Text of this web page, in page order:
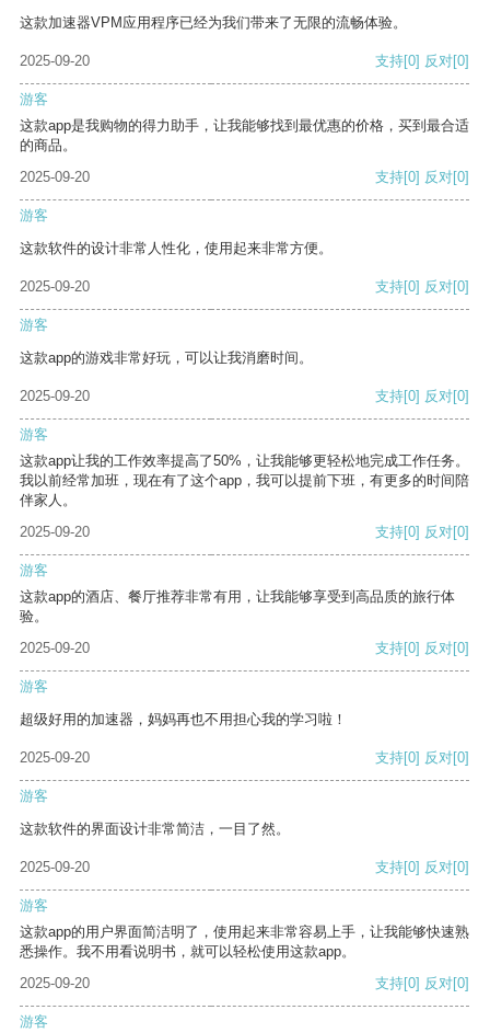
这款加速器VPM应用程序已经为我们带来了无限的流畅体验。
2025-09-20 支持[0] 反对[0]
游客
这款app是我购物的得力助手，让我能够找到最优惠的价格，买到最合适
的商品。
2025-09-20
支持[0] 反对[0]
游客
这款软件的设计非常人性化，使用起来非常方便。
2025-09-20 支持[0] 反对[0]
游客
这款app的游戏非常好玩，可以让我消磨时间。
2025-09-20 支持[0] 反对[0]
游客
这款app让我的工作效率提高了50%，让我能够更轻松地完成工作任务。
我以前经常加班，现在有了这个app，我可以提前下班，有更多的时间陪
伴家人。
2025-09-20
支持[0] 反对[0]
游客
这款app的酒店、餐厅推荐非常有用，让我能够享受到高品质的旅行体
验。
2025-09-20
支持[0] 反对[0]
游客
超级好用的加速器，妈妈再也不用担心我的学习啦！
2025-09-20 支持[0] 反对[0]
游客
这款软件的界面设计非常简洁，一目了然。
2025-09-20 支持[0] 反对[0]
游客
这款app的用户界面简洁明了，使用起来非常容易上手，让我能够快速熟
悉操作。我不用看说明书，就可以轻松使用这款app。
2025-09-20
支持[0] 反对[0]
游客